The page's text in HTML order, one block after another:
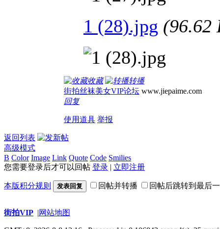
1 (28).jpg (96.62
收藏
转播
街拍丝袜美女VIP论坛 www.jiepaime.com
回复
使用道具 举报
返回列表
高级模式
B Color Image Link Quote Code Smilies
您需要登录后才可以回帖 登录 | 立即注册
本版积分规则 发表回复 回帖并转播 回帖后跳转到最后
街拍VIP |网站地图